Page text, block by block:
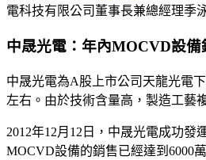
電科技有限公司董事長兼總經理季
中晟光電：年內MOCVD設備
中晟光電為A股上市公司天龍光電
左右。由於技術含量高，製造工藝
2012年12月12日，中晟光電成功
MOCVD設備的銷售已經達到6000